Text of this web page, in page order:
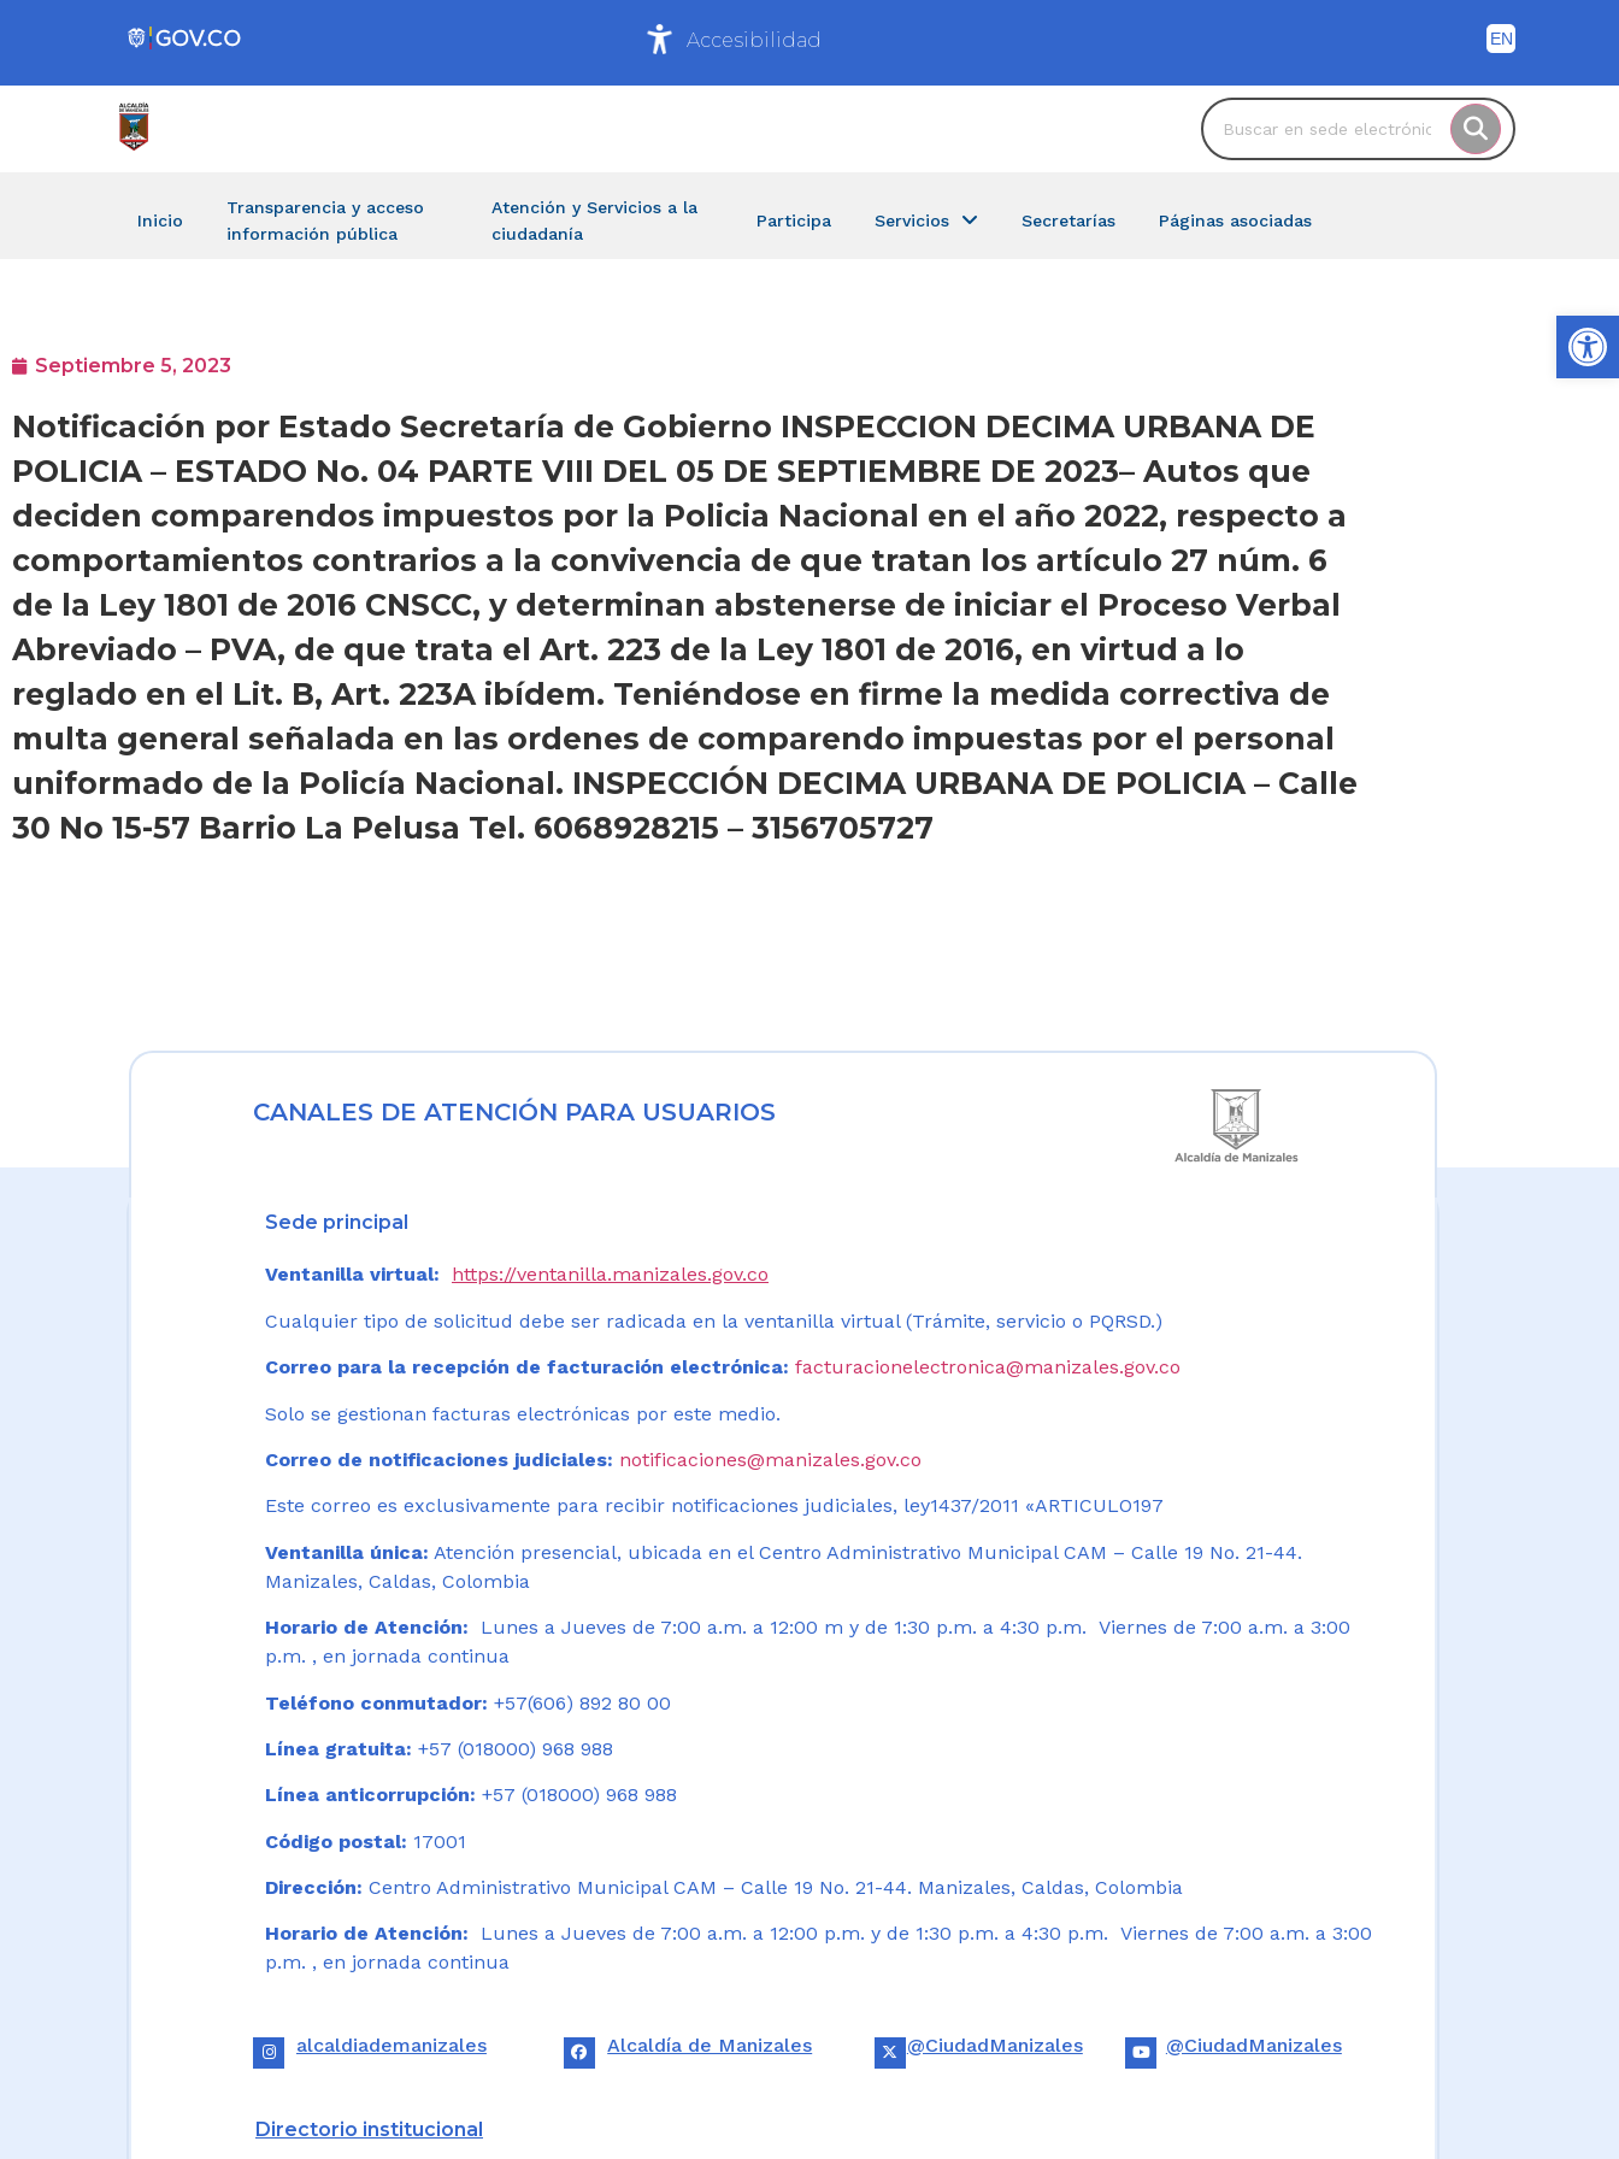
Accesibilidad
Inicio
Transparencia y acceso
información pública
Atención y Servicios a la
ciudadanía
Participa Servicios Secretarías Páginas asociadas
Septiembre 5, 2023
Notificación por Estado Secretaría de Gobierno INSPECCION DECIMA URBANA DE
POLICIA – ESTADO No. 04 PARTE VIII DEL 05 DE SEPTIEMBRE DE 2023– Autos que
deciden comparendos impuestos por la Policia Nacional en el año 2022, respecto a
comportamientos contrarios a la convivencia de que tratan los artículo 27 núm. 6
de la Ley 1801 de 2016 CNSCC, y determinan abstenerse de iniciar el Proceso Verbal
Abreviado – PVA, de que trata el Art. 223 de la Ley 1801 de 2016, en virtud a lo
reglado en el Lit. B, Art. 223A ibídem. Teniéndose en firme la medida correctiva de
multa general señalada en las ordenes de comparendo impuestas por el personal
uniformado de la Policía Nacional. INSPECCIÓN DECIMA URBANA DE POLICIA – Calle
30 No 15-57 Barrio La Pelusa Tel. 6068928215 – 3156705727
CANALES DE ATENCIÓN PARA USUARIOS
Sede principal
Ventanilla virtual: https://ventanilla.manizales.gov.co
Cualquier tipo de solicitud debe ser radicada en la ventanilla virtual (Trámite, servicio o PQRSD.)
Correo para la recepción de facturación electrónica: facturacionelectronica@manizales.gov.co
Solo se gestionan facturas electrónicas por este medio.
Correo de notificaciones judiciales: notificaciones@manizales.gov.co
Este correo es exclusivamente para recibir notificaciones judiciales, ley1437/2011 «ARTICULO197
Ventanilla única: Atención presencial, ubicada en el Centro Administrativo Municipal CAM – Calle 19 No. 21-44.
Manizales, Caldas, Colombia
Horario de Atención:
Lunes a Jueves de 7:00 a.m. a 12:00 m y de 1:30 p.m. a 4:30 p.m. Viernes de 7:00 a.m. a 3:00
p.m. , en jornada continua
Teléfono conmutador: +57(606) 892 80 00
Línea gratuita: +57 (018000) 968 988
Línea anticorrupción: +57 (018000) 968 988
Código postal: 17001
Dirección: Centro Administrativo Municipal CAM – Calle 19 No. 21-44. Manizales, Caldas, Colombia
Horario de Atención: Lunes a Jueves de 7:00 a.m. a 12:00 p.m. y de 1:30 p.m. a 4:30 p.m. Viernes de 7:00 a.m. a 3:00
p.m. , en jornada continua
alcaldiademanizales Alcaldía de Manizales @CiudadManizales @CiudadManizales
Directorio institucional